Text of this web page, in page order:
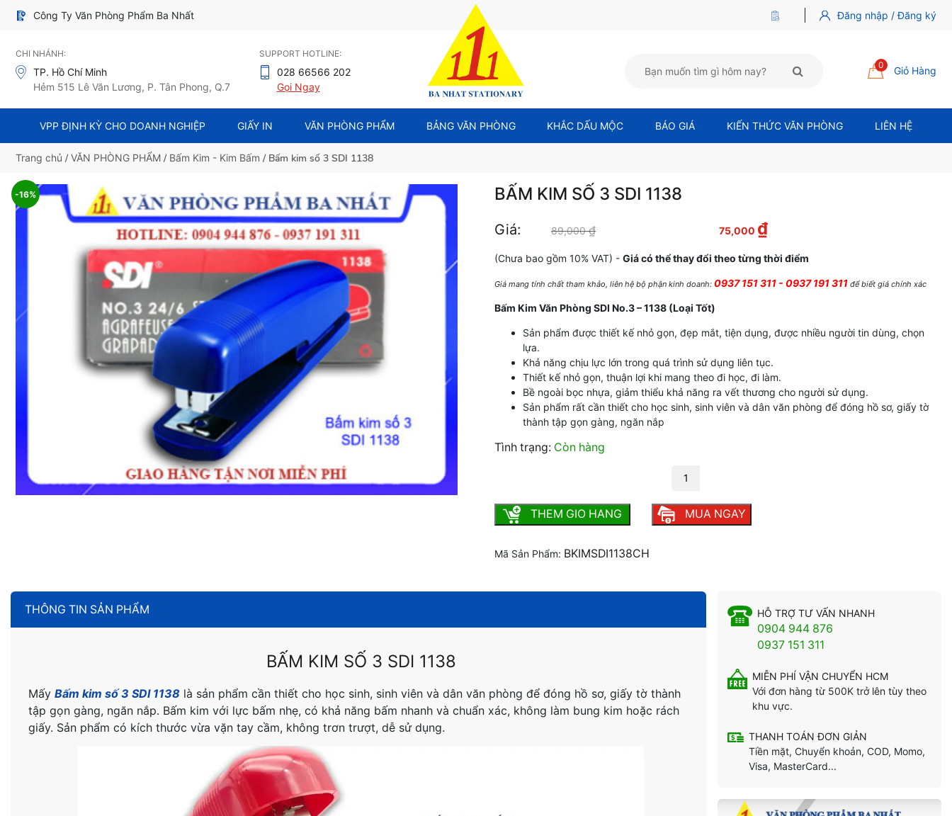
Công Ty Văn Phòng Phẩm Ba Nhất Đăng nhập / Đăng ký
CHI NHÁNH:
TP. Hồ Chí Minh
Hẻm 515 Lê Văn Lương, P. Tân Phong, Q.7
SUPPORT HOTLINE:
028 66566 202
Gọi Ngay
0 Giỏ Hàng
VPP ĐỊNH KỲ CHO DOANH NGHIỆP GIẤY IN VĂN PHÒNG PHẨM BẢNG VĂN PHÒNG KHẮC DẤU MỘC BÁO GIÁ KIẾN THỨC VĂN PHÒNG LIÊN HỆ
Trang chủ /VĂN PHÒNG PHẨM / Bấm Kim - Kim Bấm / Bấm kim số 3 SDI 1138
-16% BẤM KIM SỐ 3 SDI 1138
Giá: 89,000₫ 75,000 ₫
(Chưa bao gồm 10% VAT) - Giá có thể thay đổi theo từng thời điểm
Giá mang tính chất tham khảo, liên hệ bộ phận kinh doanh: 0937 151 311 - 0937 191 311 để biết giá chính xác
Bấm Kim Văn Phòng SDI No.3 – 1138 (Loại Tốt)
Sản phẩm được thiết kế nhỏ gọn, đẹp mắt, tiện dụng, được nhiều người tin dùng, chọn
lựa.
Khả năng chịu lực lớn trong quá trình sử dụng liên tục.
Thiết kế nhỏ gọn, thuận lợi khi mang theo đi học, đi làm.
Bề ngoài bọc nhựa, giảm thiểu khả năng ra vết thương cho người sử dụng.
Sản phẩm rất cần thiết cho học sinh, sinh viên và dân văn phòng để đóng hồ sơ, giấy tờ
thành tập gọn gàng, ngăn nắp
Tình trạng: Còn hàng
THEM GIO HANG MUA NGAY
Mã Sản Phẩm: BKIMSDI1138CH
THÔNG TIN SẢN PHẨM
BẤM KIM SỐ 3 SDI 1138
Mấy Bấm kim số 3 SDI 1138 là sản phẩm cần thiết cho học sinh, sinh viên và dân văn phòng để đóng hồ sơ, giấy tờ thành
tập gọn gàng, ngăn nắp. Bấm kim với lực bấm nhẹ, có khả năng bấm nhanh và chuẩn xác, không làm bung kim hoặc rách
giấy. Sản phẩm có kích thước vừa vặn tay cầm, không trơn trượt, dễ sử dụng.
HỖ TRỢ TƯ VẤN NHANH
0904 944 876
0937 151 311
MIỄN PHÍ VẬN CHUYỂN HCM
Với đơn hàng từ 500K trở lên tùy theo
khu vực.
THANH TOÁN ĐƠN GIẢN
Tiền mặt, Chuyển khoản, COD, Momo,
Visa, MasterCard...